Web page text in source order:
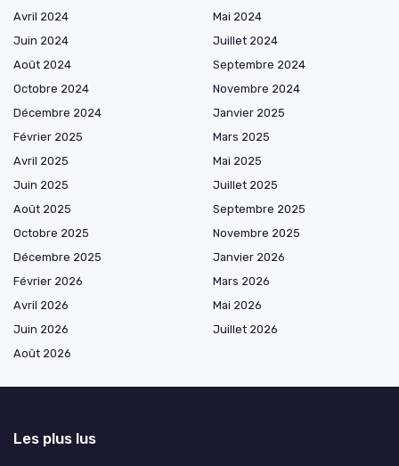
Avril 2024
Mai 2024
Juin 2024
Juillet 2024
Août 2024
Septembre 2024
Octobre 2024
Novembre 2024
Décembre 2024
Janvier 2025
Février 2025
Mars 2025
Avril 2025
Mai 2025
Juin 2025
Juillet 2025
Août 2025
Septembre 2025
Octobre 2025
Novembre 2025
Décembre 2025
Janvier 2026
Février 2026
Mars 2026
Avril 2026
Mai 2026
Juin 2026
Juillet 2026
Août 2026
Les plus lus